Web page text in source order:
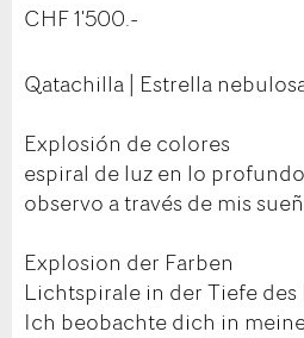
CHF 1'500.-
Qatachilla | Estrella
Explosión de colores
espiral de luz en lo
observo a través de mis
Explosion der Farben
Lichtspirale in der Tiefe des
Ich beobachte dich in